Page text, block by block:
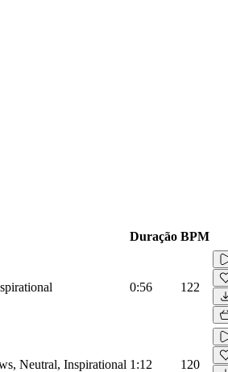
Duração BPM
0:56 122
Neutral, Inspirational 1:12 120